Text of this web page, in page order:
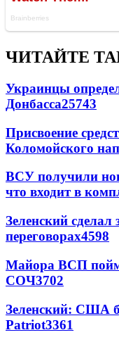
ЧИТАЙТЕ
Украинцы
Донбасса25743
Присвоение
Коломойского
ВСУ получили
что входит в
Зеленский
переговорах4598
Майора ВСП
СОЧ3702
Зеленский: США
Patriot3361